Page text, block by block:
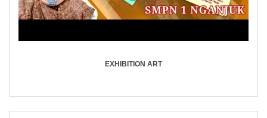
EXHIBITION ART